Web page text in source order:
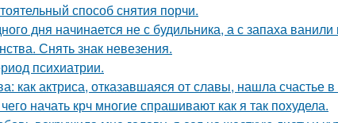
способ снятия порчи.
дня начинается не с будильника, а с запаха
Снять знак невезения.
психиатрии.
как актриса, отказавшаяся от славы, нашла счастье
начать крч многие спрашивают как я так похудела.